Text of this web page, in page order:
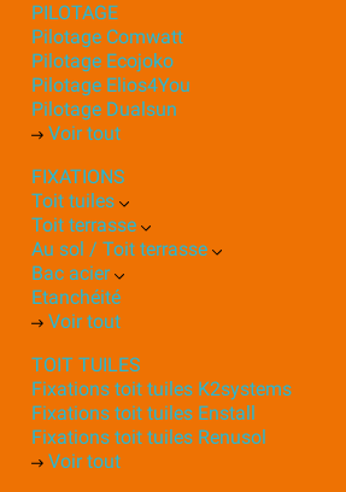
PILOTAGE
Pilotage Comwatt
Pilotage Ecojoko
Pilotage Elios4You
Pilotage Dualsun
Voir tout
FIXATIONS
Toit tuiles
Toit terrasse
Au sol / Toit terrasse
Bac acier
Etanchéité
Voir tout
TOIT TUILES
Fixations toit tuiles K2systems
Fixations toit tuiles Enstall
Fixations toit tuiles Renusol
Voir tout